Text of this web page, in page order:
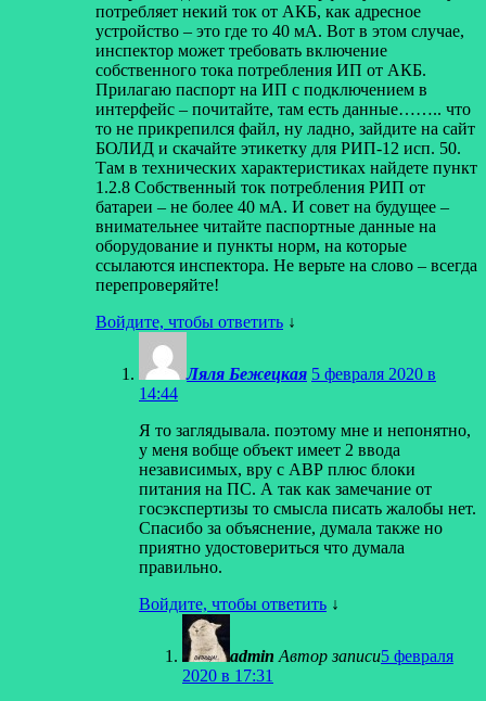
потребляет некий ток от АКБ, как адресное
устройство – это где то 40 мА. Вот в этом случае,
инспектор может требовать включение
собственного тока потребления ИП от АКБ.
Прилагаю паспорт на ИП с подключением в
интерфейс – почитайте, там есть данные…….. что
то не прикрепился файл, ну ладно, зайдите на сайт
БОЛИД и скачайте этикетку для РИП-12 исп. 50.
Там в технических характеристиках найдете пункт
1.2.8 Собственный ток потребления РИП от
батареи – не более 40 мА. И совет на будущее –
внимательнее читайте паспортные данные на
оборудование и пункты норм, на которые
ссылаются инспектора. Не верьте на слово – всегда
перепроверяйте!
Войдите, чтобы ответить ↓
Ляля Бежецкая 5 февраля 2020 в
14:44
Я то заглядывала. поэтому мне и непонятно,
у меня вобще объект имеет 2 ввода
независимых, вру с АВР плюс блоки
питания на ПС. А так как замечание от
госэкспертизы то смысла писать жалобы нет.
Спасибо за объяснение, думала также но
приятно удостовериться что думала
правильно.
Войдите, чтобы ответить ↓
admin Автор записи5 февраля
2020 в 17:31